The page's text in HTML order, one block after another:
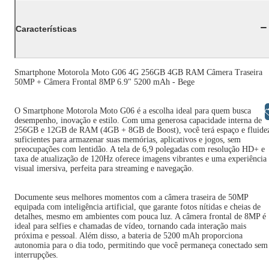
Características
Smartphone Motorola Moto G06 4G 256GB 4GB RAM Câmera Traseira
50MP + Câmera Frontal 8MP 6.9" 5200 mAh - Bege
O Smartphone Motorola Moto G06 é a escolha ideal para quem busca
desempenho, inovação e estilo. Com uma generosa capacidade interna de
256GB e 12GB de RAM (4GB + 8GB de Boost), você terá espaço e
suficientes para armazenar suas memórias, aplicativos e jogos, sem
preocupações com lentidão. A tela de 6,9 polegadas com resolução HD+ e
taxa de atualização de 120Hz oferece imagens vibrantes e uma experiência
visual imersiva, perfeita para streaming e navegação.
Documente seus melhores momentos com a câmera traseira de 50MP
equipada com inteligência artificial, que garante fotos nítidas e cheias de
detalhes, mesmo em ambientes com pouca luz. A câmera frontal de 8MP é
ideal para selfies e chamadas de vídeo, tornando cada interação mais
próxima e pessoal. Além disso, a bateria de 5200 mAh proporciona
autonomia para o dia todo, permitindo que você permaneça conectado sem
interrupções.
Libras